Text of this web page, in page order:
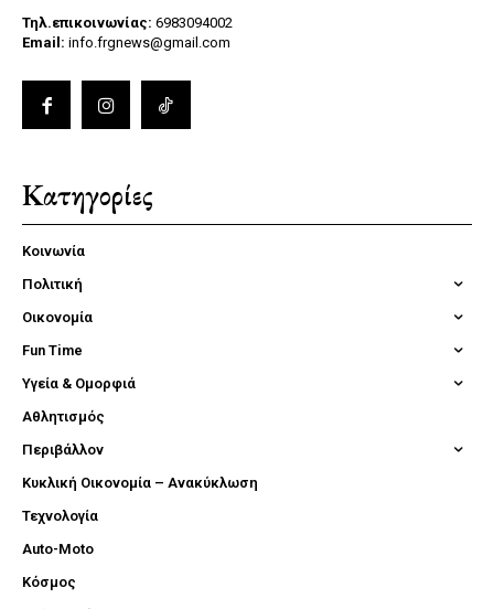
Τηλ.επικοινωνίας: 6983094002
Email: info.frgnews@gmail.com
Κατηγορίες
Κοινωνία
Πολιτική
Οικονομία
Fun Time
Υγεία & Ομορφιά
Αθλητισμός
Περιβάλλον
Κυκλική Οικονομία – Ανακύκλωση
Τεχνολογία
Auto-Moto
Κόσμος